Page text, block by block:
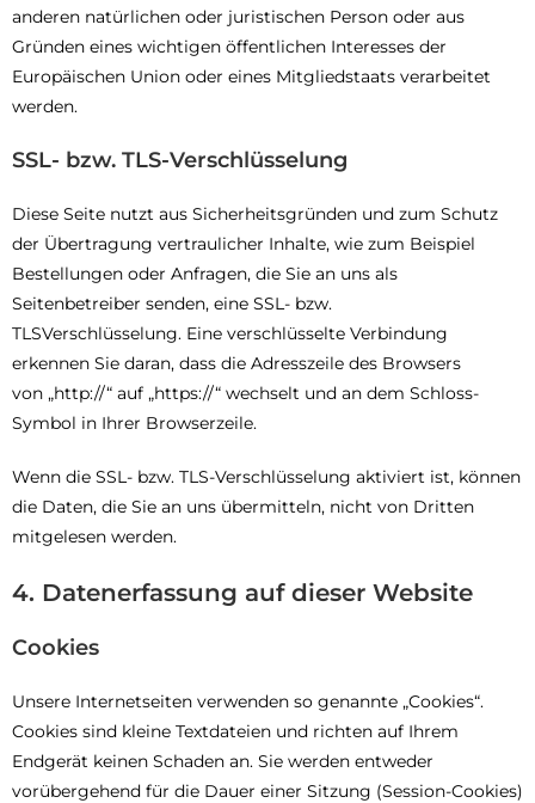
anderen natürlichen oder juristischen Person oder aus
Gründen eines wichtigen öffentlichen Interesses der
Europäischen Union oder eines Mitgliedstaats verarbeitet
werden.
SSL- bzw. TLS-Verschlüsselung
Diese Seite nutzt aus Sicherheitsgründen und zum Schutz
der Übertragung vertraulicher Inhalte, wie zum Beispiel
Bestellungen oder Anfragen, die Sie an uns als
Seitenbetreiber senden, eine SSL- bzw.
TLSVerschlüsselung. Eine verschlüsselte Verbindung
erkennen Sie daran, dass die Adresszeile des Browsers
von „http://“ auf „https://“ wechselt und an dem Schloss-
Symbol in Ihrer Browserzeile.
Wenn die SSL- bzw. TLS-Verschlüsselung aktiviert ist, können
die Daten, die Sie an uns übermitteln, nicht von Dritten
mitgelesen werden.
4. Datenerfassung auf dieser Website
Cookies
Unsere Internetseiten verwenden so genannte „Cookies“.
Cookies sind kleine Textdateien und richten auf Ihrem
Endgerät keinen Schaden an. Sie werden entweder
vorübergehend für die Dauer einer Sitzung (Session-Cookies)